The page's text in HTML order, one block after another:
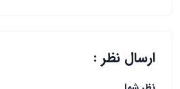
ارسال نظر :